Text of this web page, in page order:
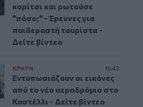
κορίτσι και ρωτούσε
"πόσο;" - Έρευνες για
παιδεραστή τουρίστα -
Δείτε βίντεο
ΚΡΗΤΗ 15:43
Εντυπωσιάζουν οι εικόνες
από το νέο αεροδρόμιο στο
Καστέλλι - Δείτε βίντεο